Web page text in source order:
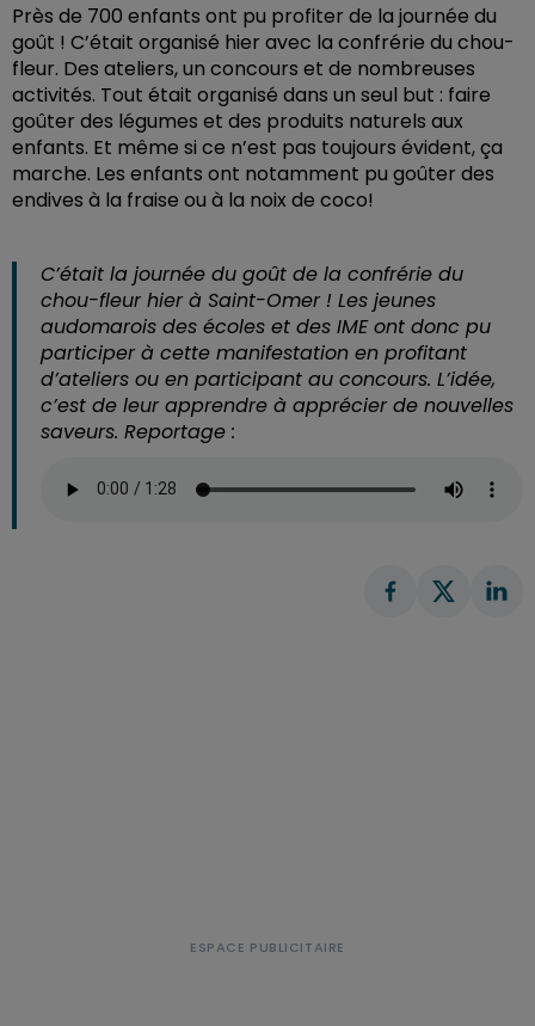
Près de 700 enfants ont pu profiter de la journée du
goût ! C’était organisé hier avec la confrérie du chou-
fleur. Des ateliers, un concours et de nombreuses
activités. Tout était organisé dans un seul but : faire
goûter des légumes et des produits naturels aux
enfants. Et même si ce n’est pas toujours évident, ça
marche. Les enfants ont notamment pu goûter des
endives à la fraise ou à la noix de coco!
C’était la journée du goût de la confrérie du
chou-fleur hier à Saint-Omer ! Les jeunes
audomarois des écoles et des IME ont donc pu
participer à cette manifestation en profitant
d’ateliers ou en participant au concours. L’idée,
c’est de leur apprendre à apprécier de nouvelles
saveurs. Reportage :